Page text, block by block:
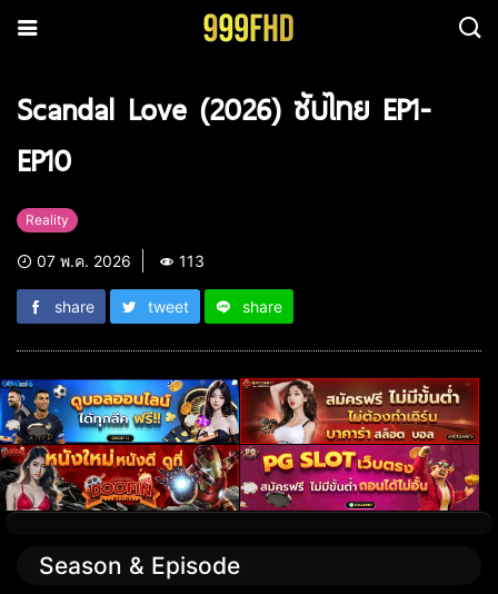
Scandal Love (2026) ซับไทย EP1-
EP10
Reality
07 พ.ค. 2026 113
share tweet share
Season & Episode